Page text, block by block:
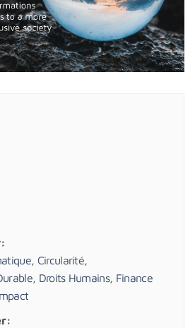
, Circularité
, Droits Humains, Finance